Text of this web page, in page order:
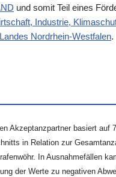
und somit Teil eines
Industrie,
Landes Nordrhein-Westfalen.
Akzeptanzpartner basiert auf
in Relation zur
In Ausnahmefällen
der Werte zu negativen